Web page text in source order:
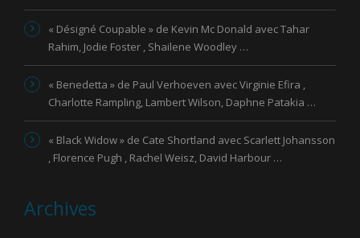
« Désigné Coupable » de Kevin Mc Donald avec Tahar
Rahim, Jodie Foster , Shailene Woodley …
« Benedetta » de Paul Verhoeven avec Virginie Efira ,
Charlotte Rampling, Lambert Wilson, Daphne Patakia …
« Black Widow » de Cate Shortland avec Scarlett Johansson
, Florence Pugh , Rachel Weisz, David Harbour …
Archives